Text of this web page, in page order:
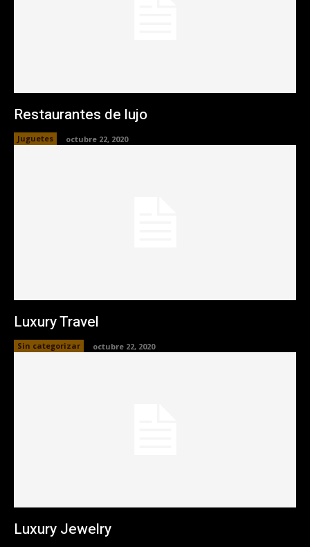
Restaurantes de lujo
Juguetes octubre 22, 2020
Luxury Travel
Sin categorizar octubre 22, 2020
Luxury Jewelry